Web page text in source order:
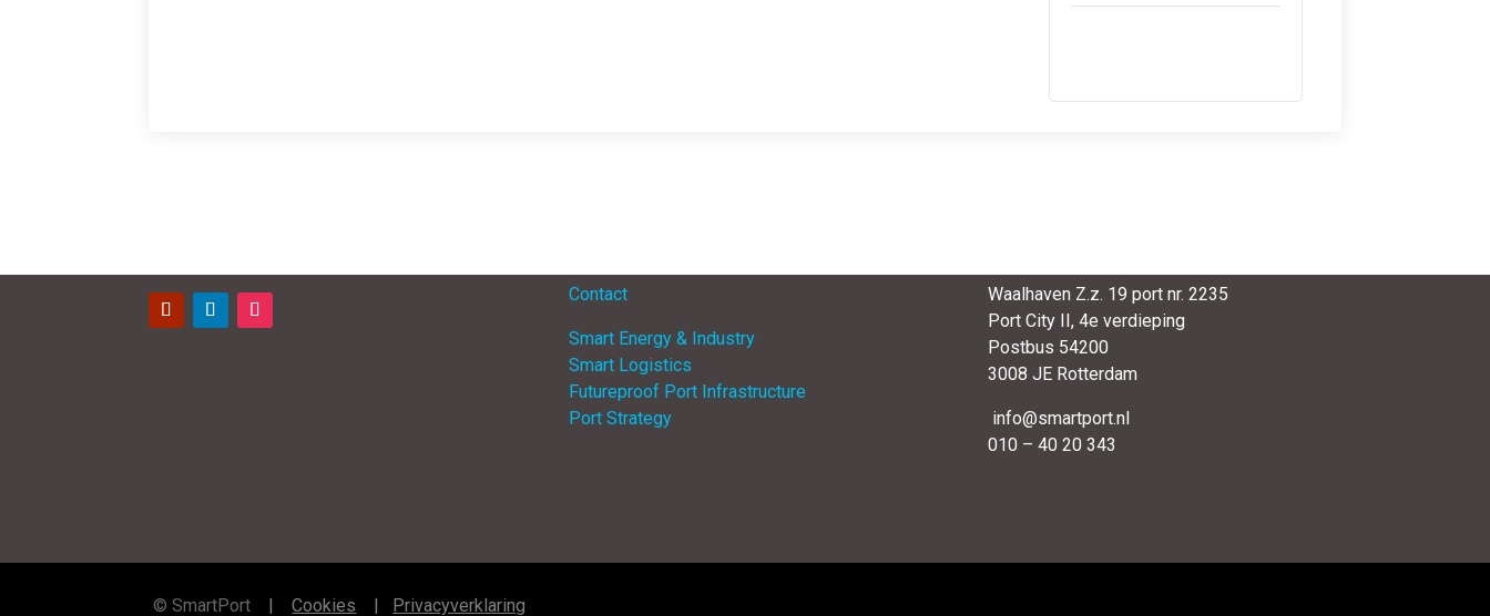
Contact
Smart Energy & Industry
Smart Logistics
Futureproof Port Infrastructure
Port Strategy
Waalhaven Z.z. 19 port nr. 2235
Port City II, 4e verdieping
Postbus 54200
3008 JE Rotterdam
info@smartport.nl
010 – 40 20 343
©SmartPort |Cookies | Privacyverklaring